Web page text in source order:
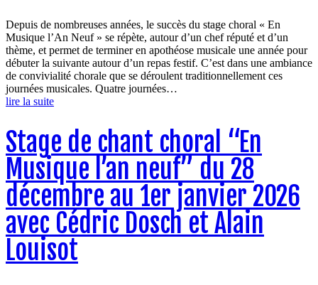
Depuis de nombreuses années, le succès du stage choral « En
Musique l’An Neuf » se répète, autour d’un chef réputé et d’un
thème, et permet de terminer en apothéose musicale une année pour
débuter la suivante autour d’un repas festif. C’est dans une ambiance
de convivialité chorale que se déroulent traditionnellement ces
journées musicales. Quatre journées…
lire la suite
Stage de chant choral “En
Musique l’an neuf” du 28
décembre au 1er janvier 2026
avec Cédric Dosch et Alain
Louisot